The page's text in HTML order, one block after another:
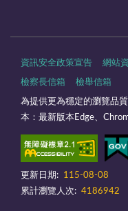
資訊安全政策宣告 網站
檢察長信箱 檢舉信箱
為提供更為穩定的瀏覽品
本：最新版本Edge、
更新日期:
115-08-08
累計瀏覽人次: 4186942